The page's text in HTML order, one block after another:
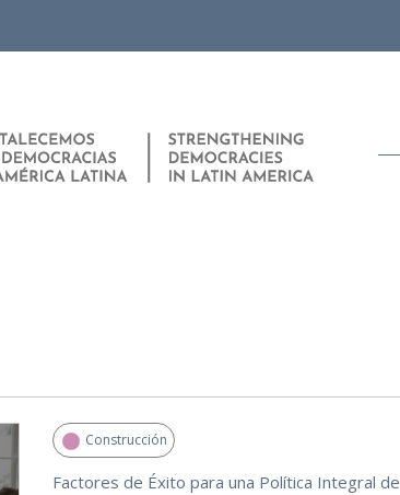
Construcción
Factores de Éxito para una Política Integral de